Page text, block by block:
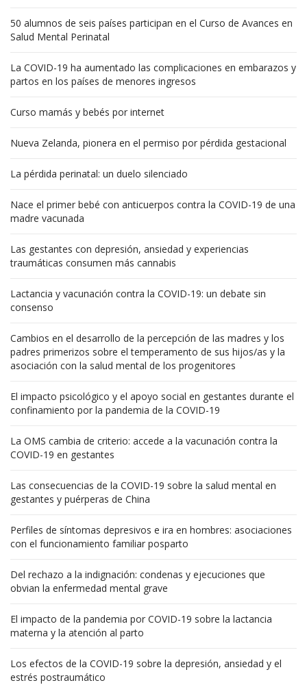
50 alumnos de seis países participan en el Curso de Avances en
Salud Mental Perinatal
La COVID-19 ha aumentado las complicaciones en embarazos y
partos en los países de menores ingresos
Curso mamás y bebés por internet
Nueva Zelanda, pionera en el permiso por pérdida gestacional
La pérdida perinatal: un duelo silenciado
Nace el primer bebé con anticuerpos contra la COVID-19 de una
madre vacunada
Las gestantes con depresión, ansiedad y experiencias
traumáticas consumen más cannabis
Lactancia y vacunación contra la COVID-19: un debate sin
consenso
Cambios en el desarrollo de la percepción de las madres y los
padres primerizos sobre el temperamento de sus hijos/as y la
asociación con la salud mental de los progenitores
El impacto psicológico y el apoyo social en gestantes durante el
confinamiento por la pandemia de la COVID-19
La OMS cambia de criterio: accede a la vacunación contra la
COVID-19 en gestantes
Las consecuencias de la COVID-19 sobre la salud mental en
gestantes y puérperas de China
Perfiles de síntomas depresivos e ira en hombres: asociaciones
con el funcionamiento familiar posparto
Del rechazo a la indignación: condenas y ejecuciones que
obvian la enfermedad mental grave
El impacto de la pandemia por COVID-19 sobre la lactancia
materna y la atención al parto
Los efectos de la COVID-19 sobre la depresión, ansiedad y el
estrés postraumático